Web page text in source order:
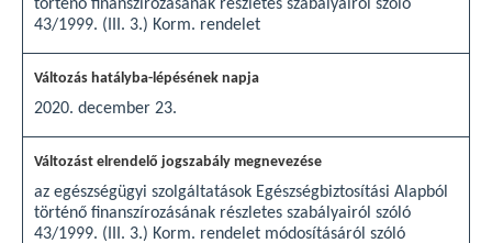
történő finanszírozásának részletes szabályairól szóló
43/1999. (III. 3.) Korm. rendelet
2020. december 23.
az egészségügyi szolgáltatások Egészségbiztosítási Alapból
történő finanszírozásának részletes szabályairól szóló
43/1999. (III. 3.) Korm. rendelet módosításáról szóló